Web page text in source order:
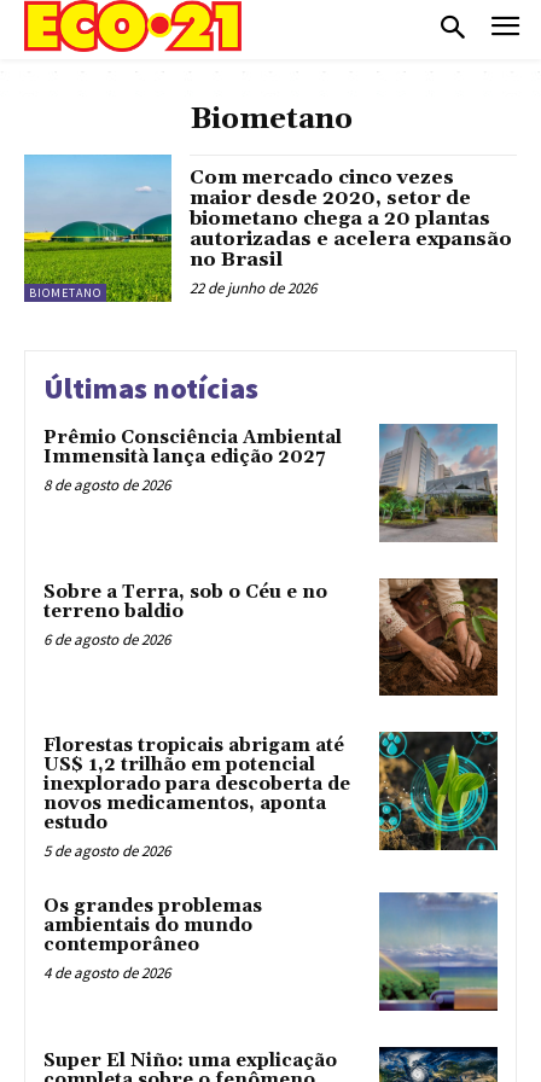
Biometano
BIOMETANO
Com mercado cinco vezes
maior desde 2020, setor de
biometano chega a 20 plantas
autorizadas e acelera expansão
no Brasil
22 de junho de 2026
Últimas notícias
Prêmio Consciência Ambiental
Immensità lança edição 2027
8 de agosto de 2026
Sobre a Terra, sob o Céu e no
terreno baldio
6 de agosto de 2026
Florestas tropicais abrigam até
US$ 1,2 trilhão em potencial
inexplorado para descoberta de
novos medicamentos, aponta
estudo
5 de agosto de 2026
Os grandes problemas
ambientais do mundo
contemporâneo
4 de agosto de 2026
Super El Niño: uma explicação